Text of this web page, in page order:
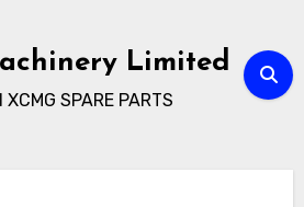
Limited
SPARE PARTS